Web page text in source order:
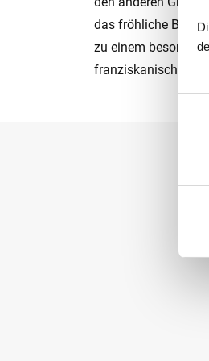
das fröhliche
zu einem
franziskanischen